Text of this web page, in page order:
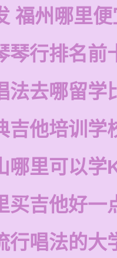
福州哪里
琴行排名前
法去哪留学
吉他培训学
哪里可以学
买吉他好一
行唱法的大